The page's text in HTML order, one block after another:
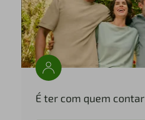
É ter com quem contar